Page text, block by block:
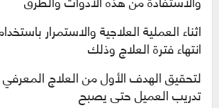
اثناء العملية العلاجية والاستمرار
انتهاء فترة العلاج وذلك
لتحقيق الهدف الأول من العلاج
تدريب العميل حتى يصبح